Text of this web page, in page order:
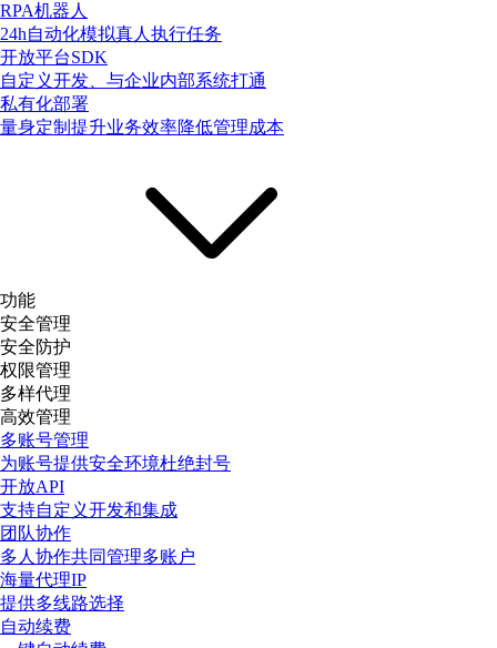
RPA机器人
24h自动化模拟真人执行任务
开放平台SDK
自定义开发、与企业内部系统打通
私有化部署
量身定制提升业务效率降低管理成本
功能
安全管理
安全防护
权限管理
多样代理
高效管理
多账号管理
为账号提供安全环境杜绝封号
开放API
支持自定义开发和集成
团队协作
多人协作共同管理多账户
海量代理IP
提供多线路选择
自动续费